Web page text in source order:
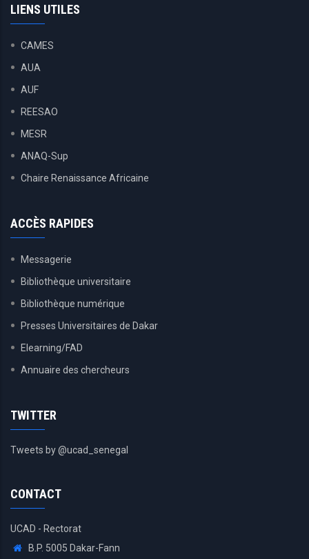
LIENS UTILES
CAMES
AUA
AUF
REESAO
MESR
ANAQ-Sup
Chaire Renaissance Africaine
ACCÈS RAPIDES
Messagerie
Bibliothèque universitaire
Bibliothèque numérique
Presses Universitaires de Dakar
Elearning/FAD
Annuaire des chercheurs
TWITTER
Tweets by @ucad_senegal
CONTACT
UCAD - Rectorat
B.P. 5005 Dakar-Fann